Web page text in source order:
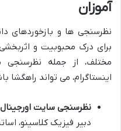
آموزان
نظرسنجی ها و بازخوردهای
برای درک محبوبیت و
مختلف، از جمله
اینستاگرام، می تواند راهگشا
نظرسنجی سایت اورجینال
دبیر فیزیک کلاسینو،